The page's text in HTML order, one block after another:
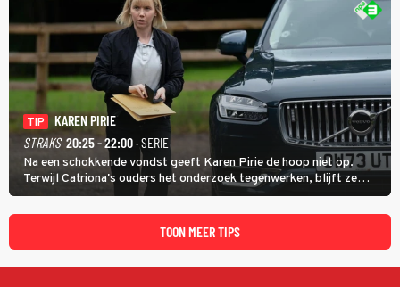
TIP
KAREN PIRIE
STRAKS 20:25 - 22:00· SERIE
Na een schokkende vondst geeft Karen Pirie de hoop niet op.
Terwijl Catriona's ouders het onderzoek tegenwerken, blijft ze
speuren naar Adam. In deze slotaflevering van Karen Pirie leidt het
spoor via Frankrijk en Italië naar Malta.
TOON MEER TIPS